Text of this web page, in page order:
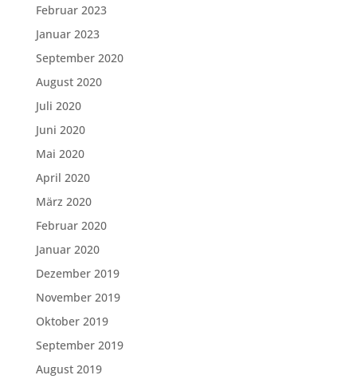
Februar 2023
Januar 2023
September 2020
August 2020
Juli 2020
Juni 2020
Mai 2020
April 2020
März 2020
Februar 2020
Januar 2020
Dezember 2019
November 2019
Oktober 2019
September 2019
August 2019